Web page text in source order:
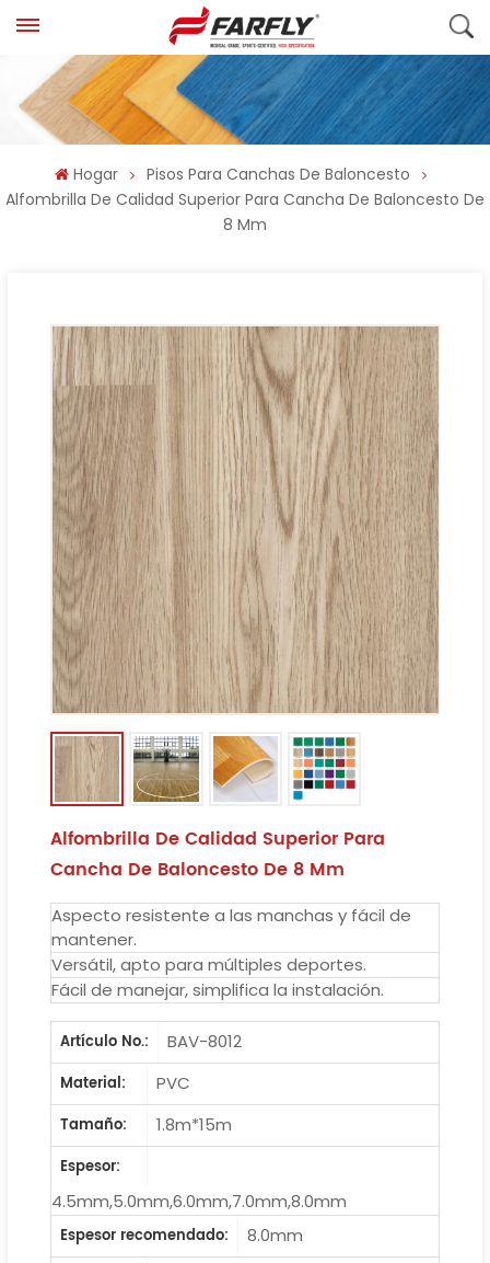
Hogar
Pisos Para Canchas De Baloncesto
Alfombrilla De Calidad Superior Para Cancha De Baloncesto De
8 Mm
Alfombrilla De Calidad Superior Para
Cancha De Baloncesto De 8 Mm
Aspecto resistente a las manchas y fácil de
mantener.
Versátil, apto para múltiples deportes.
Fácil de manejar, simplifica la instalación.
Artículo No.:
BAV-8012
Material:
PVC
Tamaño:
1.8m*15m
Espesor:
4.5mm,5.0mm,6.0mm,7.0mm,8.0mm
Espesor recomendado:
8.0mm